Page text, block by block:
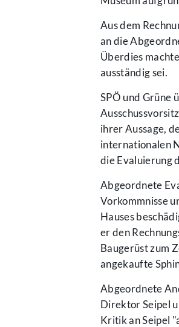
Aus dem
an die
Überdies
ausständig sei.
SPÖ und
ihrer Aussage,
internationalen
die Evaluierung
Abgeordnete
Vorkommnisse
Hauses
er den
Baugerüst zum
angekaufte
Abgeordnete
Direktor Seipel
Kritik an Seipel